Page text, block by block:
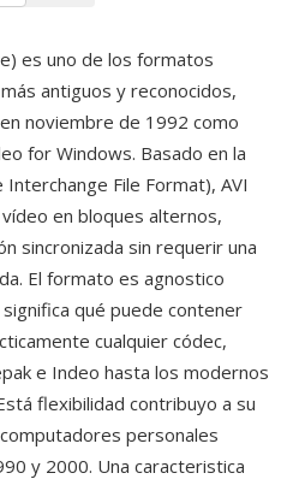
es uno de los formatos
antiguos y reconocidos,
en noviembre de 1992 como
for Windows. Basado en la
File Format), AVI
en bloques alternos,
sincronizada sin requerir una
El formato es agnostico
qué puede contener
cualquier códec,
e Indeo hasta los modernos
flexibilidad contribuyo a su
personales
y 2000. Una caracteristica